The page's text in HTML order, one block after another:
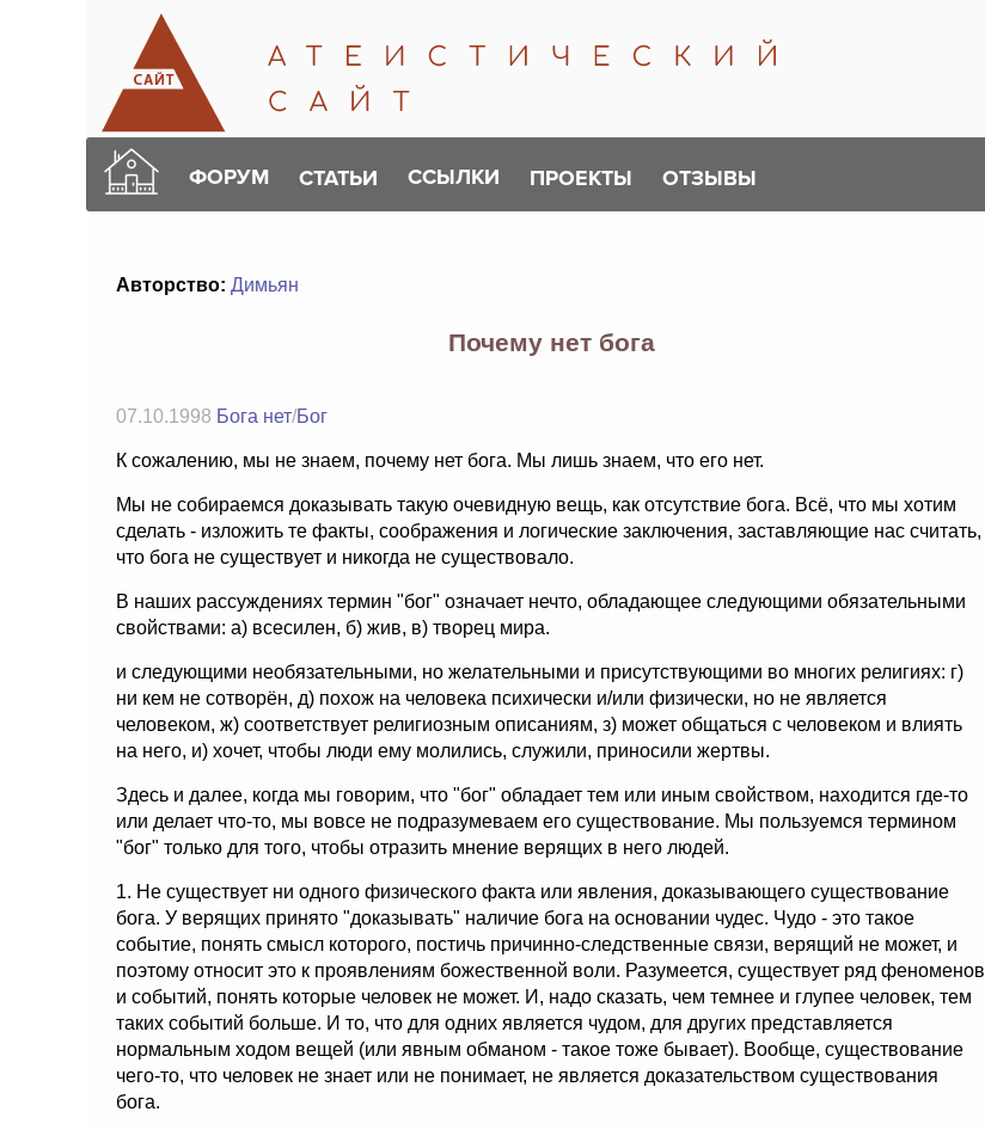
ФОРУМ СТАТЬИ ССЫЛКИ ПРОЕКТЫ ОТЗЫВЫ
Авторство: Димьян
Почему нет бога
07.10.1998 Бога нет/Бог
К сожалению, мы не знаем, почему нет бога. Мы лишь знаем, что его нет.
Мы не собираемся доказывать такую очевидную вещь, как отсутствие бога. Всё, что мы хотим
сделать - изложить те факты, соображения и логические заключения, заставляющие нас считать,
что бога не существует и никогда не существовало.
В наших рассуждениях термин "бог" означает нечто, обладающее следующими обязательными
свойствами: а) всесилен, б) жив, в) творец мира.
и следующими необязательными, но желательными и присутствующими во многих религиях: г)
ни кем не сотворён, д) похож на человека психически и/или физически, но не является
человеком, ж) соответствует религиозным описаниям, з) может общаться с человеком и влиять
на него, и) хочет, чтобы люди ему молились, служили, приносили жертвы.
Здесь и далее, когда мы говорим, что "бог" обладает тем или иным свойством, находится где-то
или делает что-то, мы вовсе не подразумеваем его существование. Мы пользуемся термином
"бог" только для того, чтобы отразить мнение верящих в него людей.
1. Не существует ни одного физического факта или явления, доказывающего существование
бога. У верящих принято "доказывать" наличие бога на основании чудес. Чудо - это такое
событие, понять смысл которого, постичь причинно-следственные связи, верящий не может, и
поэтому относит это к проявлениям божественной воли. Разумеется, существует ряд феноменов
и событий, понять которые человек не может. И, надо сказать, чем темнее и глупее человек, тем
таких событий больше. И то, что для одних является чудом, для других представляется
нормальным ходом вещей (или явным обманом - такое тоже бывает). Вообще, существование
чего-то, что человек не знает или не понимает, не является доказательством существования
бога.